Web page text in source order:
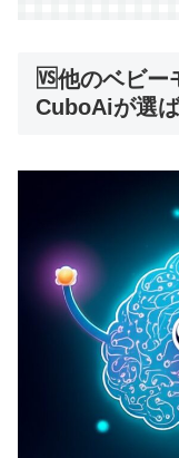
🆚他のベビー
CuboAiが選